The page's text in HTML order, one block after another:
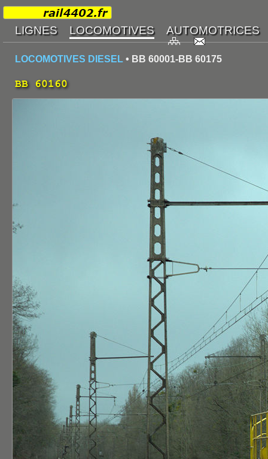
LOCOMOTIVES DIESEL • BB 60001-BB 60175
BB 60160